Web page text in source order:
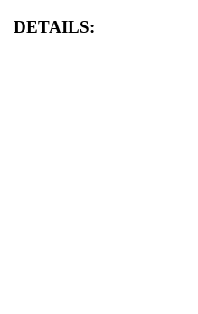
DETAILS: